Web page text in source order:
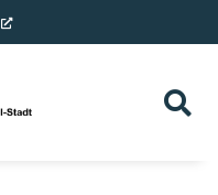
(External Link)